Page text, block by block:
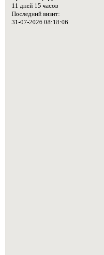
11 дней 15 часов
Последний визит:
31-07-2026 08:18:06